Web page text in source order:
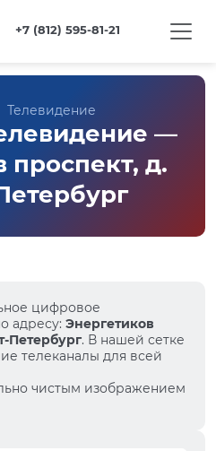
+7 (812) 595-81-21
Телевидение
—
проспект, д.
цифровое
адресу: Энергетиков
Петербург. В нашей сетке
телеканалы для всей
чистым изображением